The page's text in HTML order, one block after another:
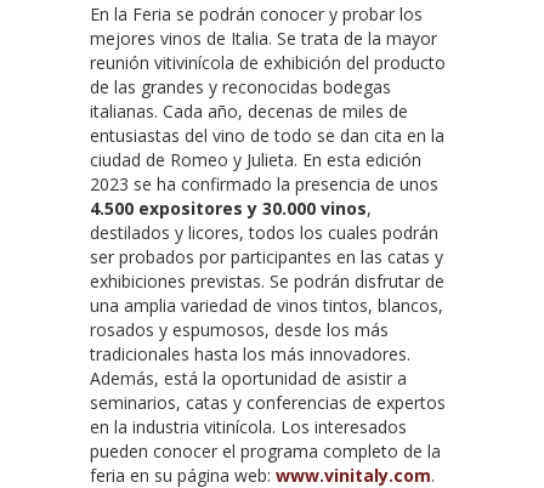
En la Feria se podrán conocer y probar los
mejores vinos de Italia. Se trata de la mayor
reunión vitivinícola de exhibición del producto
de las grandes y reconocidas bodegas
italianas. Cada año, decenas de miles de
entusiastas del vino de todo se dan cita en la
ciudad de Romeo y Julieta. En esta edición
2023 se ha confirmado la presencia de unos
4.500 expositores y 30.000 vinos,
destilados y licores, todos los cuales podrán
ser probados por participantes en las catas y
exhibiciones previstas. Se podrán disfrutar de
una amplia variedad de vinos tintos, blancos,
rosados y espumosos, desde los más
tradicionales hasta los más innovadores.
Además, está la oportunidad de asistir a
seminarios, catas y conferencias de expertos
en la industria vitinícola. Los interesados
pueden conocer el programa completo de la
feria en su página web: www.vinitaly.com.